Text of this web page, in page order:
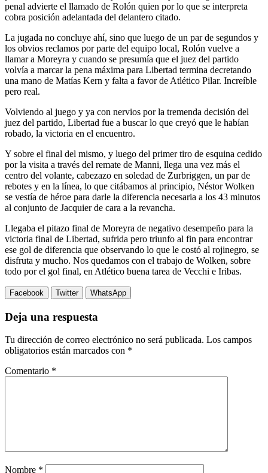
penal advierte el llamado de Rolón quien por lo que se interpreta
cobra posición adelantada del delantero citado.
La jugada no concluye ahí, sino que luego de un par de segundos y
los obvios reclamos por parte del equipo local, Rolón vuelve a
llamar a Moreyra y cuando se presumía que el juez del partido
volvía a marcar la pena máxima para Libertad termina decretando
una mano de Matías Kern y falta a favor de Atlético Pilar. Increíble
pero real.
Volviendo al juego y ya con nervios por la tremenda decisión del
juez del partido, Libertad fue a buscar lo que creyó que le habían
robado, la victoria en el encuentro.
Y sobre el final del mismo, y luego del primer tiro de esquina cedido
por la visita a través del remate de Manni, llega una vez más el
centro del volante, cabezazo en soledad de Zurbriggen, un par de
rebotes y en la línea, lo que citábamos al principio, Néstor Wolken
se vestía de héroe para darle la diferencia necesaria a los 43 minutos
al conjunto de Jacquier de cara a la revancha.
Llegaba el pitazo final de Moreyra de negativo desempeño para la
victoria final de Libertad, sufrida pero triunfo al fin para encontrar
ese gol de diferencia que observando lo que le costó al rojinegro, se
disfruta y mucho. Nos quedamos con el trabajo de Wolken, sobre
todo por el gol final, en Atlético buena tarea de Vecchi e Iribas.
Facebook Twitter WhatsApp
Deja una respuesta
Tu dirección de correo electrónico no será publicada. Los campos
obligatorios están marcados con *
Comentario *
Nombre *